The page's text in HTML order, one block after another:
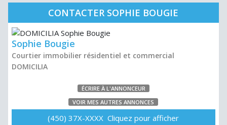
CONTACTER SOPHIE BOUGIE
Sophie Bougie
Courtier immobilier résidentiel et commercial
DOMICILIA
ÉCRIRE À L'ANNONCEUR
VOIR MES AUTRES ANNONCES
(450) 37X-XXXX Cliquez pour afficher